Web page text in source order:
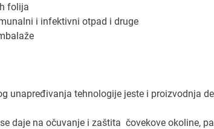
folija
i infektivni otpad i druge
unapređivanja tehnologije jeste i proizvodnja
daje na očuvanje i zaštita čovekove okoline,